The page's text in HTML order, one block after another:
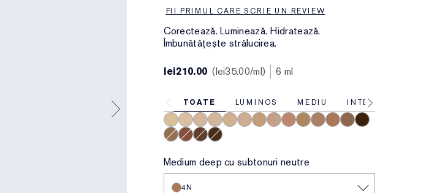
FII PRIMUL CARE SCRIE UN REVIEW
Corectează. Luminează. Hidratează.
Îmbunătățește strălucirea.
lei210.00 lei35.00/ml 6 ml
TOATE LUMINOS MEDIU INTENS
1N1W1C2N2W
Medium deep cu subtonuri neutre
4N